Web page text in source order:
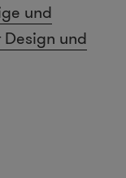
und
und